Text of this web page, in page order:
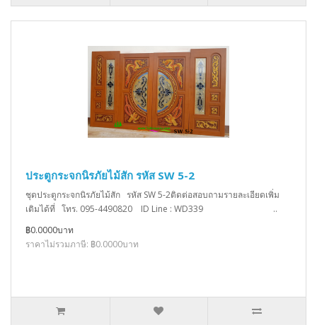
ประตูกระจกนิรภัยไม้สัก รหัส SW 5-2
ชุดประตูกระจกนิรภัยไม้สัก รหัส SW 5-2ติดต่อสอบถามรายละเอียดเพิ่ม
เติมได้ที่ โทร. 095-4490820 ID Line : WD339 ..
฿0.0000บาท
ราคาไม่รวมภาษี: ฿0.0000บาท